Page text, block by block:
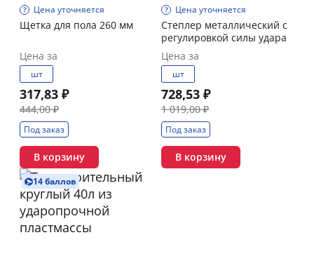
Цена уточняется
Щетка для пола 260 мм
Цена за
шт
317,83 ₽
444,00 ₽
Под заказ
В корзину
Цена уточняется
Степлер металлический с
регулировкой силы удара
Цена за
шт
728,53 ₽
1 019,00 ₽
Под заказ
В корзину
14 баллов